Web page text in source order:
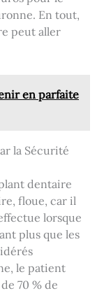
En tout,
peut aller
en parfaite
la Sécurité
dentaire
floue, car il
lorsque
plus que les
le patient
70 % de